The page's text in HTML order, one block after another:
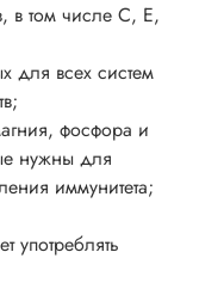
в том числе С, Е,
для всех систем
фосфора и
нужны для
иммунитета;
употреблять